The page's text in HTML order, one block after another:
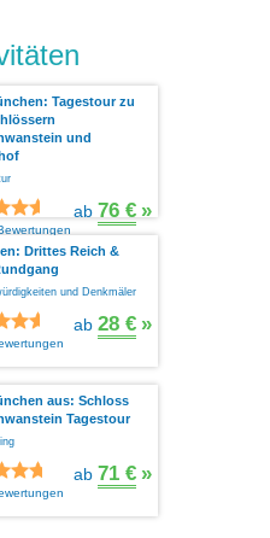
Tagestour zu
und
ab 76 € »
Drittes Reich &
und Denkmäler
ab 28 € »
aus: Schloss
Tagestour
ab 71 € »